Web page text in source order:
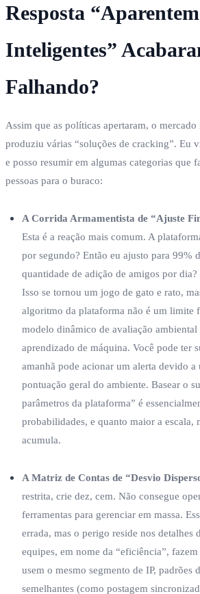
Resposta
Inteligentes”
Falhando?
Assim que as políticas apertaram, o mercado
produziu várias “soluções de cracking”. Eu
e posso resumir em algumas categorias que
pessoas para o buraco:
A Corrida Armamentista de “Ajuste
Esta é a reação mais comum. A
por segundo? Então eu ajusto para 99%
quantidade de adição de amigos por
Isso se tornou um jogo de gato e rato,
algoritmo da plataforma não é um limite
modelo dinâmico de avaliação ambiental
aprendizado de máquina. Você pode ter
amanhã pode acionar um alerta devido a
pontuação geral do ambiente. Basear o
parâmetros da plataforma” é
probabilidades, e quanto maior a escala,
acumula.
A Matriz de Contas de “Desvio
restrita, crie dez, cem. Não consegue
ferramentas para gerenciar em massa.
errada, mas o perigo reside nos detalhes
equipes, em nome da “eficiência”, fazem
usem o mesmo segmento de IP, padrões
semelhantes (como postagem